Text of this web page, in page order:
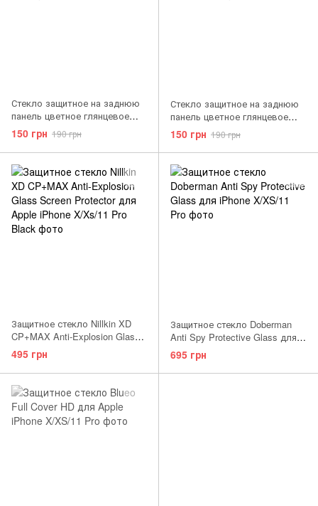
Стекло защитное на заднюю
панель цветное глянцевое
для iPhone X/Xs Gold
150 грн 190 грн
Стекло защитное на заднюю
панель цветное глянцевое
для iPhone X/Xs Dark Green
150 грн 190 грн
Защитное стекло Nillkin XD
CP+MAX Anti-Explosion Glass
Screen Protector для Apple
iPhone X/Xs/11 Pro Black
495 грн
Защитное стекло Doberman
Anti Spy Protective Glass для
iPhone X/XS/11 Pro
695 грн